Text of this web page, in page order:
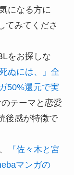
になる方に
てみてくださ
をお探しな
ぬには、」全
50%還元で実
テーマと恋愛
後感が特徴で
『佐々木と宮
マンガの